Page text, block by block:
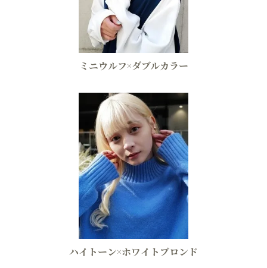
ミニウルフ×ダブルカラー
ハイトーン×ホワイトブロンド